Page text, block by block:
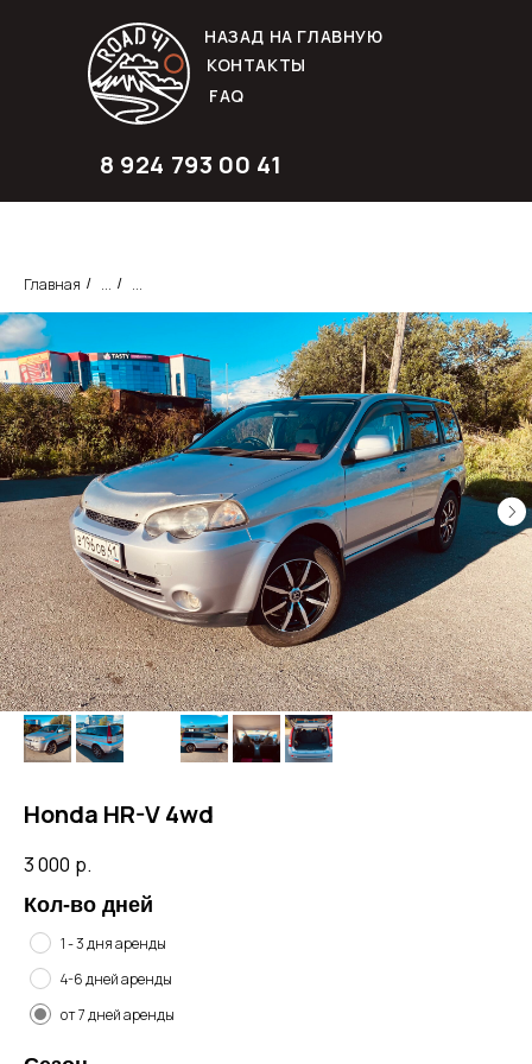
КОНТАКТЫ
FAQ
НАЗАД НА ГЛАВНУЮ
8 924 793 00 41
Главная / ... / ...
Honda HR-V 4wd
3 000 р.
Кол-во дней
1 - 3 дня аренды
4-6 дней аренды
от 7 дней аренды